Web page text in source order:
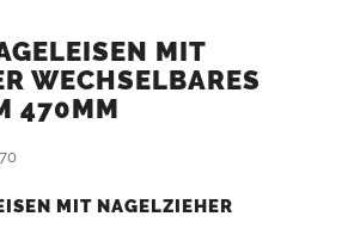
MIT
WECHSELBARES
470MM
MIT NAGELZIEHER